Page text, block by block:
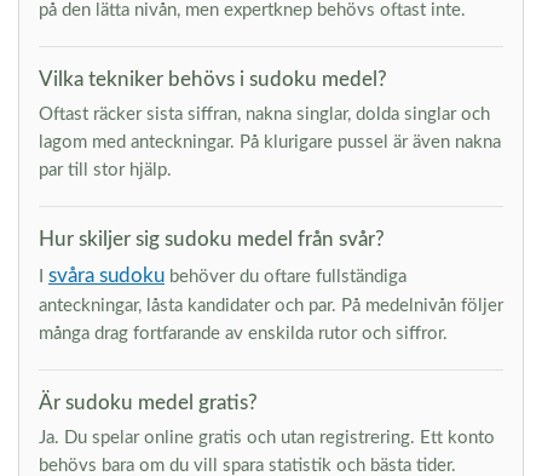
på den lätta nivån, men expertknep behövs oftast inte.
Vilka tekniker behövs i sudoku medel?
Oftast räcker sista siffran, nakna singlar, dolda singlar och
lagom med anteckningar. På klurigare pussel är även nakna
par till stor hjälp.
Hur skiljer sig sudoku medel från svår?
svåra sudoku behöver du oftare fullständiga
anteckningar, låsta kandidater och par. På medelnivån följer
många drag fortfarande av enskilda rutor och siffror.
Är sudoku medel gratis?
Ja. Du spelar online gratis och utan registrering. Ett konto
behövs bara om du vill spara statistik och bästa tider.